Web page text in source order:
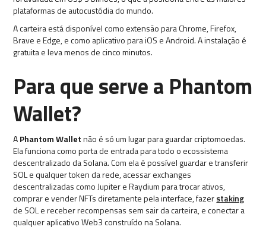
plataformas de autocustódia do mundo.
A carteira está disponível como extensão para Chrome, Firefox,
Brave e Edge, e como aplicativo para iOS e Android. A instalação é
gratuita e leva menos de cinco minutos.
Para que serve a Phantom
Wallet?
APhantom Walletnão é só um lugar para guardar criptomoedas.
Ela funciona como porta de entrada para todo o ecossistema
descentralizado da Solana. Com ela é possível guardar e transferir
SOL e qualquer token da rede, acessar exchanges
descentralizadas como Jupiter e Raydium para trocar ativos,
comprar e vender NFTs diretamente pela interface, fazerstaking
de SOL e receber recompensas sem sair da carteira, e conectar a
qualquer aplicativo Web3 construído na Solana.